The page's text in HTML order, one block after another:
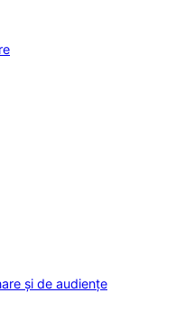
și de audiențe